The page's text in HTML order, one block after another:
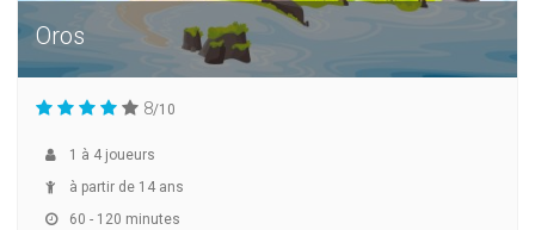
Oros
8/10
1 à 4 joueurs
à partir de 14 ans
60 - 120 minutes